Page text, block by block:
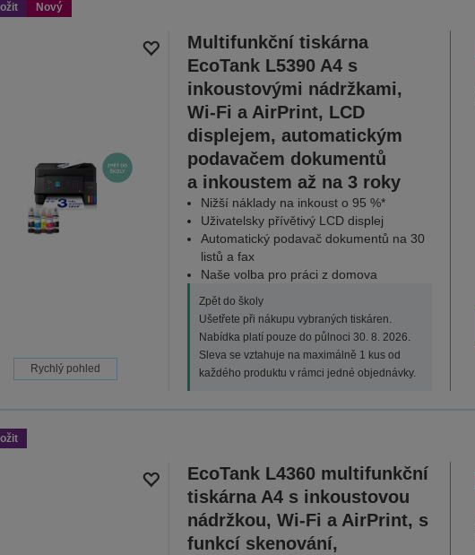
Nový
Rychlý pohled
Multifunkční tiskárna
EcoTank L5390 A4 s
inkoustovými nádržkami,
Wi-Fi a AirPrint, LCD
displejem, automatickým
podavačem dokumentů
a inkoustem až na 3 roky
Nižší náklady na inkoust o 95 %*
Uživatelsky přívětivý LCD displej
Automatický podavač dokumentů na 30
listů a fax
Naše volba pro práci z domova
Zpět do školy
Ušetřete při nákupu vybraných tiskáren.
Nabídka platí pouze do půlnoci 30. 8. 2026.
Sleva se vztahuje na maximálně 1 kus od
každého produktu v rámci jedné objednávky.
EcoTank L4360 multifunkční
tiskárna A4 s inkoustovou
nádržkou, Wi-Fi a AirPrint, s
funkcí skenování,